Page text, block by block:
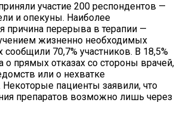
участие 200 респондентов —
и опекуны. Наиболее
причина перерыва в терапии —
жизненно необходимых
сообщили 70,7% участников. В 18,5%
о прямых отказах со стороны врачей,
или о нехватке
пациенты заявили, что
препаратов возможно лишь через